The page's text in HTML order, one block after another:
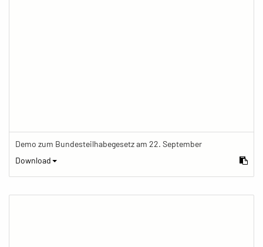
Demo zum Bundesteilhabegesetz am 22. September
Download